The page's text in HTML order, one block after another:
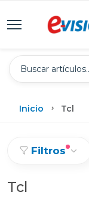
Inicio Tcl
Filtros
Tcl